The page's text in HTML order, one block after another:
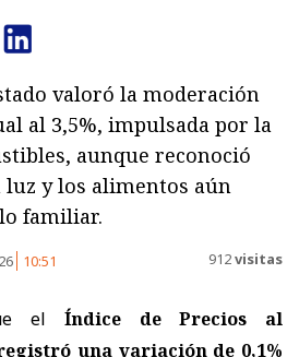
valoró la moderación
al 3,5%, impulsada por la
aunque reconoció
luz y los alimentos aún
familiar.
10:51 912visitas
el Índice de Precios al
una variación de 0,1%